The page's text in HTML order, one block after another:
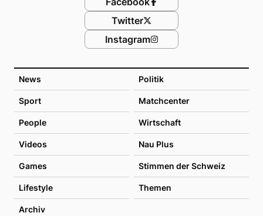
News Politik
Sport Matchcenter
People Wirtschaft
Videos Nau Plus
Games Stimmen der Schweiz
Lifestyle Themen
Archiv
Twitter
Instagram